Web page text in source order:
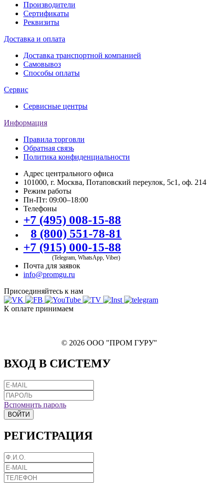
Производители
Сертификаты
Реквизиты
Доставка и оплата
Доставка транспортной компанией
Самовывоз
Способы оплаты
Сервис
Сервисные центры
Информация
Правила торговли
Обратная связь
Политика конфиденциальности
Адрес центрального офиса
101000, г. Москва, Потаповский переулок, 5с1, оф. 214
Режим работы
Пн-Пт: 09:00–18:00
Телефоны
+7 (495) 008-15-88
8 (800) 551-78-81
+7 (915) 000-15-88
(Telegram, WhatsApp, Viber)
Почта для заявок
info@promgu.ru
Присоединяйтесь к нам
К оплате принимаем
© 2026 ООО "ПРОМ ГУРУ"
ВХОД В СИСТЕМУ
Вспомнить пароль
ВОЙТИ
РЕГИСТРАЦИЯ